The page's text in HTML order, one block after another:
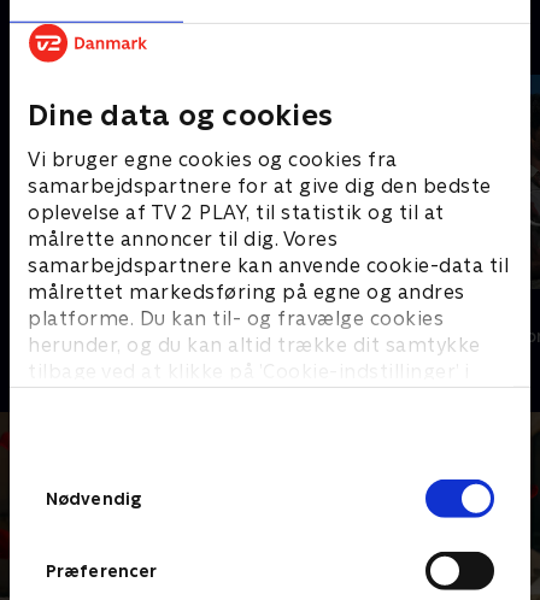
Dine data og cookies
Vi bruger egne cookies og cookies fra
samarbejdspartnere for at give dig den bedste
oplevelse af TV 2 PLAY, til statistik og til at
målrette annoncer til dig. Vores
samarbejdspartnere kan anvende cookie-data til
målrettet markedsføring på egne og andres
platforme. Du kan til- og fravælge cookies
herunder, og du kan altid trække dit samtykke
tilbage ved at klikke på ’Cookie-indstillinger’ i
Nødvendig
Præferencer
Andre så også
Landmand søger kærlighed
Reality • 13 sæsoner
Bachelor
Reality • 3